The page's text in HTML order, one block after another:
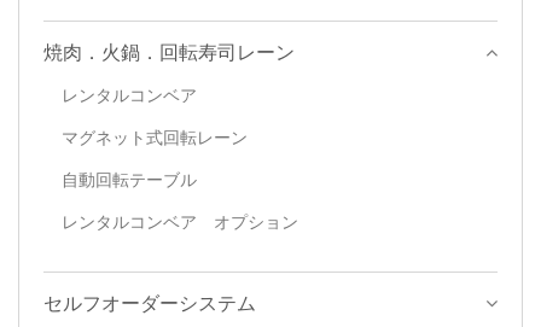
焼肉．火鍋．回転寿司レーン
レンタルコンベア
マグネット式回転レーン
自動回転テーブル
レンタルコンベア オプション
セルフオーダーシステム